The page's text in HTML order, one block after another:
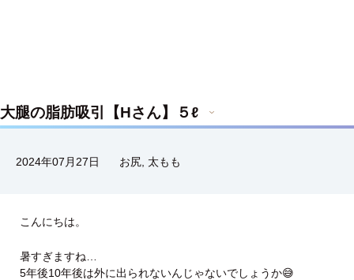
大腿の脂肪吸引【Hさん】５ℓ
2024年07月27日 お尻 太もも
こんにちは。
暑すぎますね…
5年後10年後は外に出られないんじゃないでしょうか😅